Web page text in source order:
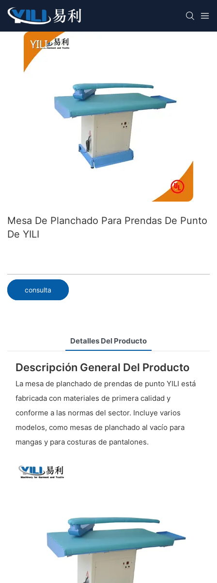
Mesa De Planchado Para Prendas De Punto
De YILI
consulta
Detalles Del Producto
Descripción General Del Producto
La mesa de planchado de prendas de punto YILI está
fabricada con materiales de primera calidad y
conforme a las normas del sector. Incluye varios
modelos, como mesas de planchado al vacío para
mangas y para costuras de pantalones.